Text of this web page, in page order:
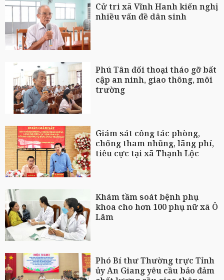
Cử tri xã Vĩnh Hanh kiến nghị
nhiều vấn đề dân sinh
Phú Tân đối thoại tháo gỡ bất
cập an ninh, giao thông, môi
trường
Giám sát công tác phòng,
chống tham nhũng, lãng phí,
tiêu cực tại xã Thạnh Lộc
Khám tầm soát bệnh phụ
khoa cho hơn 100 phụ nữ xã Ô
Lâm
Phó Bí thư Thường trực Tỉnh
ủy An Giang yêu cầu bảo đảm